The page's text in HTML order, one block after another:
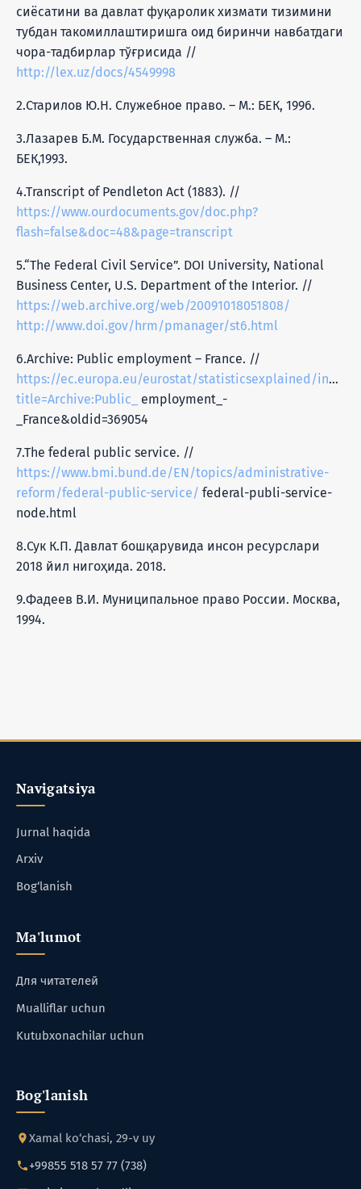
сиёсатини ва давлат фуқаролик хизмати тизимини
тубдан такомиллаштиришга оид биринчи навбатдаги
чора-тадбирлар тўғрисида //
http://lex.uz/docs/4549998
2.Старилов Ю.Н. Служебное право. – М.: БЕК, 1996.
3.Лазарев Б.М. Государственная служба. – М.:
БЕК,1993.
4.Transcript of Pendleton Act (1883). //
https://www.ourdocuments.gov/doc.php?
flash=false&doc=48&page=transcript
5.“The Federal Civil Service”. DOI University, National
Business Center, U.S. Department of the Interior. //
https://web.archive.org/web/20091018051808/
http://www.doi.gov/hrm/pmanager/st6.html
6.Archive: Public employment – France. //
https://ec.europa.eu/eurostat/statisticsexplained/
title=Archive:Public_
employment_-
_France&oldid=369054
7.The federal public service. //
https://www.bmi.bund.de/EN/topics/administrative-
reform/federal-public-service/ federal-publi-service-
node.html
8.Сук К.П. Давлат бошқарувида инсон ресурслари
2018 йил нигоҳида. 2018.
9.Фадеев В.И. Муниципальное право России. Москва,
1994.
Navigatsiya
Jurnal haqida
Arxiv
Bog‘lanish
Ma'lumot
Для читателей
Mualliflar uchun
Kutubxonachilar uchun
Bog'lanish
Xamal ko‘chasi, 29-v uy
+99855 518 57 77 (738)